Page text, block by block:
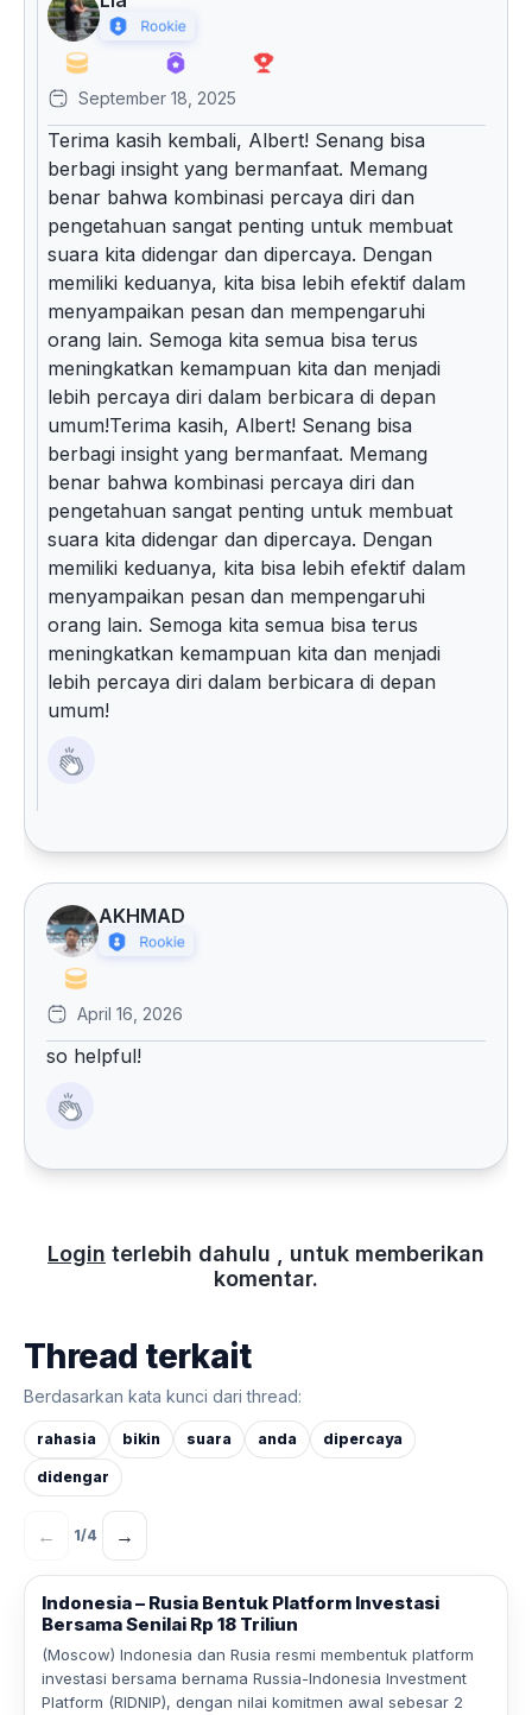
September 18, 2025
Terima kasih kembali, Albert! Senang bisa
berbagi insight yang bermanfaat. Memang
benar bahwa kombinasi percaya diri dan
pengetahuan sangat penting untuk membuat
suara kita didengar dan dipercaya. Dengan
memiliki keduanya, kita bisa lebih efektif dalam
menyampaikan pesan dan mempengaruhi
orang lain. Semoga kita semua bisa terus
meningkatkan kemampuan kita dan menjadi
lebih percaya diri dalam berbicara di depan
umum!Terima kasih, Albert! Senang bisa
berbagi insight yang bermanfaat. Memang
benar bahwa kombinasi percaya diri dan
pengetahuan sangat penting untuk membuat
suara kita didengar dan dipercaya. Dengan
memiliki keduanya, kita bisa lebih efektif dalam
menyampaikan pesan dan mempengaruhi
orang lain. Semoga kita semua bisa terus
meningkatkan kemampuan kita dan menjadi
lebih percaya diri dalam berbicara di depan
umum!
AKHMAD
April 16, 2026
so helpful!
Login terlebih dahulu , untuk memberikan
komentar.
Thread terkait
Berdasarkan kata kunci dari thread:
rahasia bikin suara anda dipercaya
didengar
← 1/4 →
Indonesia – Rusia Bentuk Platform Investasi
Bersama Senilai Rp 18 Triliun
(Moscow) Indonesia dan Rusia resmi membentuk platform
investasi bersama bernama Russia-Indonesia Investment
Platform (RIDNIP), dengan nilai komitmen awal sebesar 2